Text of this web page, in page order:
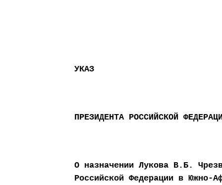
УКАЗ
ПРЕЗИДЕНТА РОССИЙСКОЙ
О назначении Лукова В.Б.
Российской Федерации в Южно-